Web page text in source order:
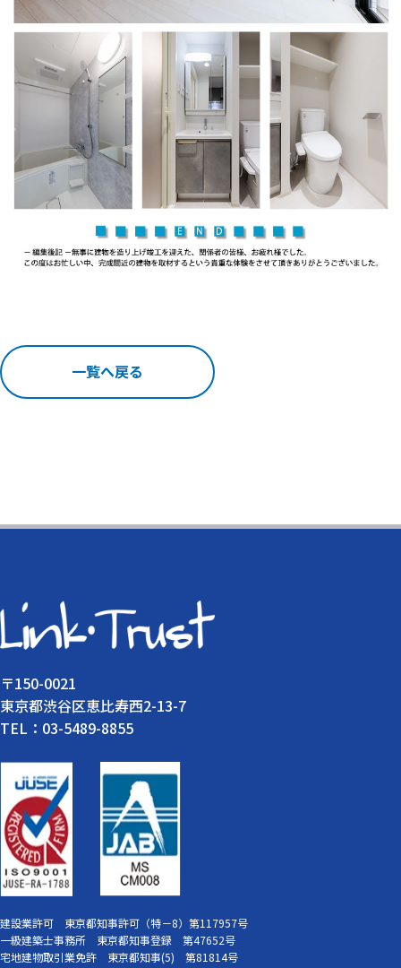
一覧へ戻る
〒150-0021
東京都渋谷区恵比寿西2-13-7
TEL：03-5489-8855
建設業許可 東京都知事許可（特－8）第117957号
一級建築士事務所 東京都知事登録 第47652号
宅地建物取引業免許 東京都知事(5) 第81814号